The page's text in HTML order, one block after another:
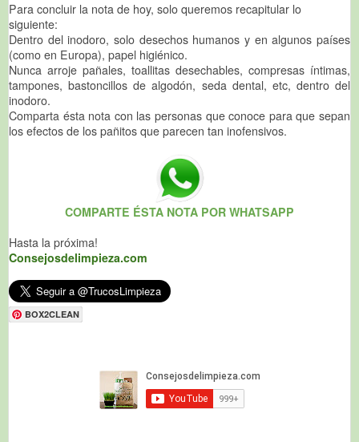
Para concluir la nota de hoy, solo queremos recapitular lo
siguiente:
Dentro del inodoro, solo desechos humanos y en algunos países
(como en Europa), papel higiénico.
Nunca arroje pañales, toallitas desechables, compresas íntimas,
tampones, bastoncillos de algodón, seda dental, etc, dentro del
inodoro.
Comparta ésta nota con las personas que conoce para que sepan
los efectos de los pañitos que parecen tan inofensivos.
COMPARTE ÉSTA NOTA POR WHATSAPP
Hasta la próxima!
Consejosdelimpieza.com
BOX2CLEAN